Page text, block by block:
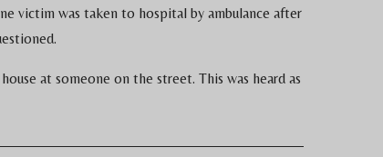
victim was taken to hospital by ambulance after
at someone on the street. This was heard as